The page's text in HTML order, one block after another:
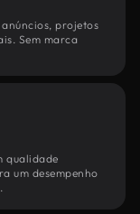
projetos
Sem marca
qualidade
um desempenho